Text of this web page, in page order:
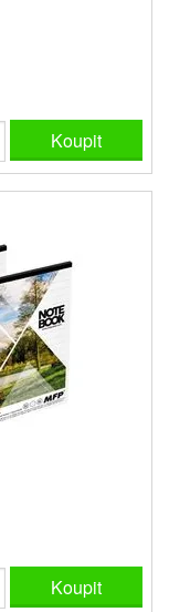
Koupit
Koupit